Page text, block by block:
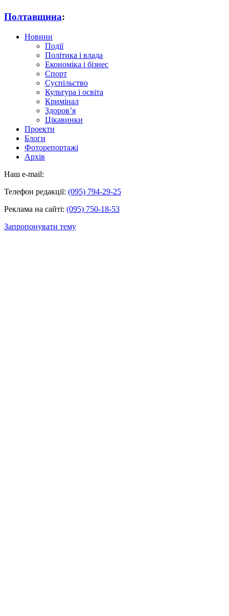
Полтавщина:
Новини
Події
Політика і влада
Економіка і бізнес
Спорт
Суспільство
Культура і освіта
Кримінал
Здоров’я
Цікавинки
Проекти
Блоги
Фоторепортажі
Архів
Наш e-mail:
Телефон редакції: (095) 794-29-25
Реклама на сайті: (095) 750-18-53
Запропонувати тему